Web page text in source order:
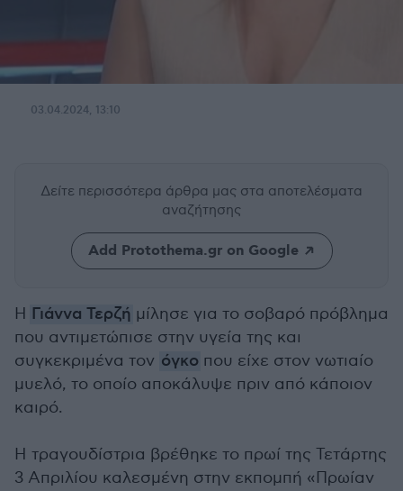
03.04.2024, 13:10
Δείτε περισσότερα άρθρα μας στα αποτελέσματα
αναζήτησης
Add Protothema.gr on Google
Η Γιάννα Τερζή μίλησε για το σοβαρό πρόβλημα
που αντιμετώπισε στην υγεία της και
συγκεκριμένα τον όγκο που είχε στον νωτιαίο
μυελό, το οποίο αποκάλυψε πριν από κάποιον
καιρό.
Η τραγουδίστρια βρέθηκε το πρωί της Τετάρτης
3 Απριλίου καλεσμένη στην εκπομπή «Πρωίαν